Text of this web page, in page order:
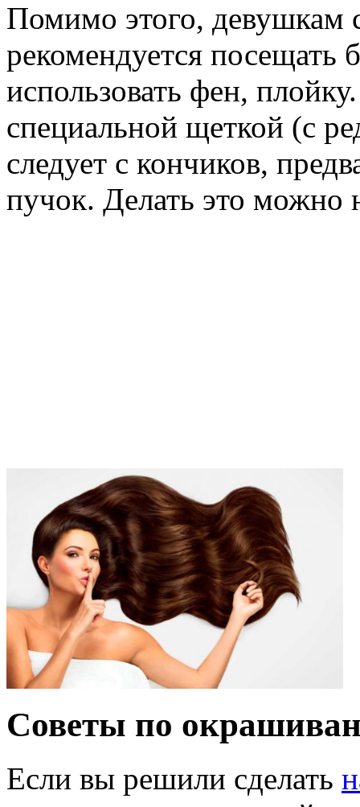
Помимо этого, девушкам
рекомендуется посещать
использовать фен,
специальной щеткой (с
следует с кончиков,
пучок. Делать это можно
Советы по
Если вы решили сделать